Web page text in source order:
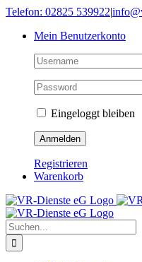
Skip
content
Telefon: 02825 539922|
Mein Benutzerkonto
Eingeloggt bleiben
Registrieren
Warenkorb
Suche
nach: